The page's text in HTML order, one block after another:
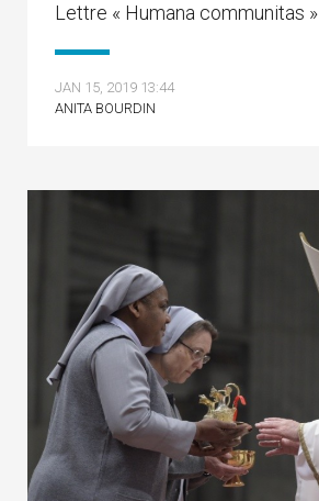
Lettre « Humana communitas »
JAN 15, 2019 13:44
ANITA BOURDIN